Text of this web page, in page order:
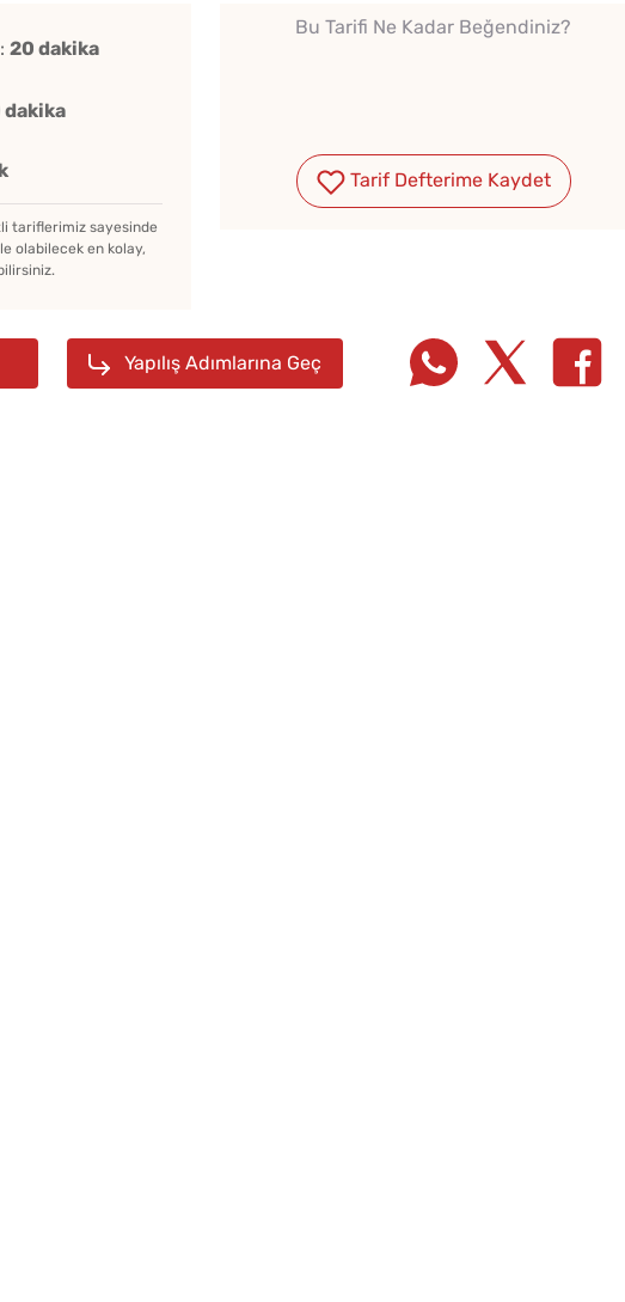
20 dakika
dakika
tariflerimiz sayesinde
olabilecek en kolay,
Bu Tarifi Ne Kadar Beğendiniz?
Tarif Defterime Kaydet
Yapılış Adımlarına Geç
Kışlık Domates
Nasıl Yapılır?
Tarifi